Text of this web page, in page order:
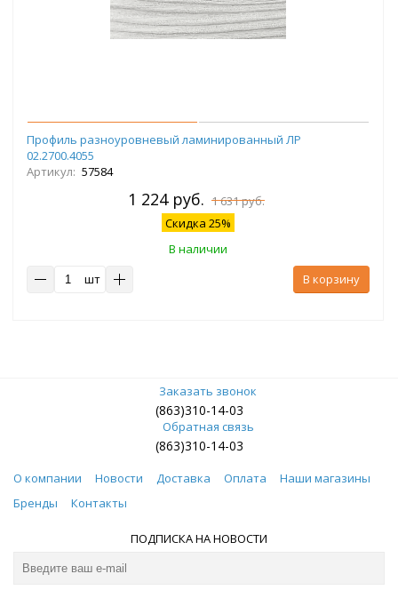
Профиль разноуровневый ламинированный ЛР
02.2700.4055
Артикул: 57584
1 224 руб. 1 631 руб.
Скидка 25%
В наличии
шт
В корзину
Заказать звонок
(863)310-14-03
Обратная связь
(863)310-14-03
О компании Новости Доставка Оплата
Наши магазины
Бренды
Контакты
ПОДПИСКА НА НОВОСТИ